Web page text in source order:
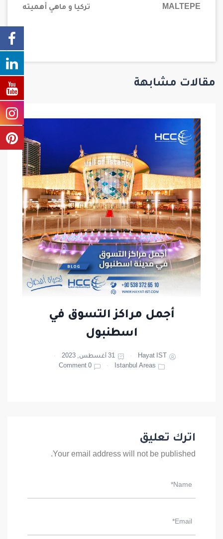
MALTEPE تركيا و ماهي أهميته
مقالات مشابهة
أجمل مراكز التسوق في
اسطنبول
Hayat IST
31 أغسطس, 2023
Istanbul Areas
0 Comment
اترك تعليق
Your email address will not be published.